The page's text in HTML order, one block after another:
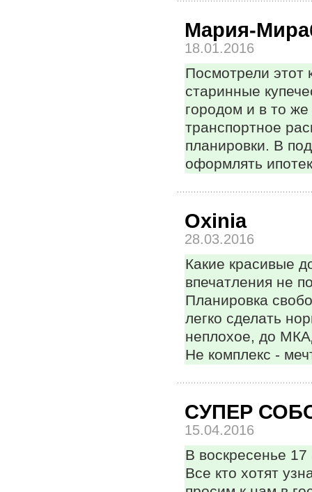
Мария-
18.01.2016
Посмотрели этот
старинные
городом и в то
транспортное
планировки. В
оформлять
Oxinia
28.03.2016
Какие красивые
впечатления не
Планировка
легко сделать
неплохое, до
Не комплекс -
СУПЕР
15.04.2016
В воскресенье
Все кто хотят